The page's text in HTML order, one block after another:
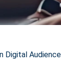
Digital